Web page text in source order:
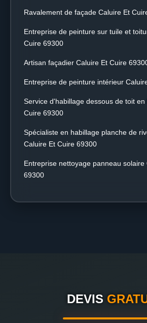
Ravalement de façade Caluire Et
Entreprise de peinture sur tuile et
Cuire 69300
Artisan façadier Caluire Et Cuire
Entreprise de peinture intérieur
Service d'habillage dessous de toit en
Cuire 69300
Spécialiste en habillage planche de
Caluire Et Cuire 69300
Entreprise nettoyage panneau solaire
69300
DEVIS